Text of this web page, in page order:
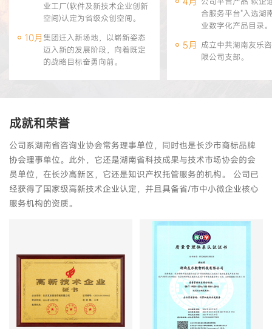
业工厂(软件及新技术企业创新
空间)认定为省级众创空间。
10月 集团迁入新场地，以崭新姿态
迈入新的发展阶段，向着既定
的战略目标奋勇向前。
合服务平台"入选湖
业数字化产品目录。
5月 成立中共湖南友乐
限公司支部。
与"一起益企"中小企
动。
成就和荣誉
公司系湖南省咨询业协会常务理事单位，同时也是长沙市商标品牌
协会理事单位。此外，它还是湖南省科技成果与技术市场协会的会
员单位，在长沙高新区，它还是知识产权托管服务的机构。 公司已
经获得了国家级高新技术企业认定，并且具备省/市中小微企业核心
服务机构的资质。